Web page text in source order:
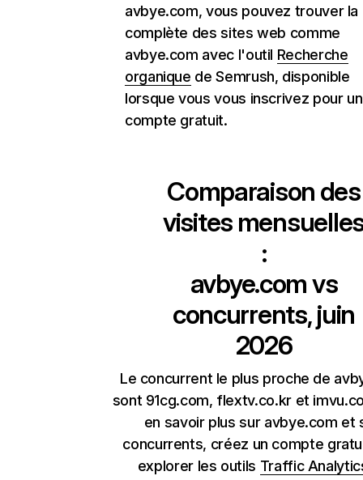
avbye.com, vous pouvez trouver la
complète des sites web comme
avbye.com avec l'outil Recherche
organique de Semrush, disponible
lorsque vous vous inscrivez pour un
compte gratuit.
Comparaison des
visites
:
avbye.comvs
concurrents, juin
2026
Le concurrent le plus proche de
sont 91cg.com, flextv.co.kr et
en savoir plus sur avbye.com et
concurrents, créez un compte
explorer les outils Traffic